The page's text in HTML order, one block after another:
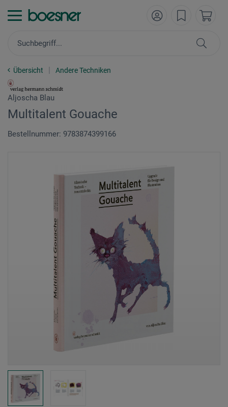
Übersicht Andere Techniken
Aljoscha Blau
Multitalent Gouache
Bestellnummer: 9783874399166